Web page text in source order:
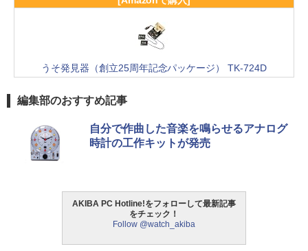
うそ発見器（創立25周年記念パッケージ） TK-724D
編集部のおすすめ記事
自分で作曲した音楽を鳴らせるアナログ
時計の工作キットが発売
AKIBA PC Hotline!をフォローして最新記事
をチェック！
Follow @watch_akiba